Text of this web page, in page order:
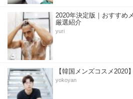
2020年決定版｜おすすめ
厳選紹介
yuri
【韓国メンズコスメ2020
yokoyan